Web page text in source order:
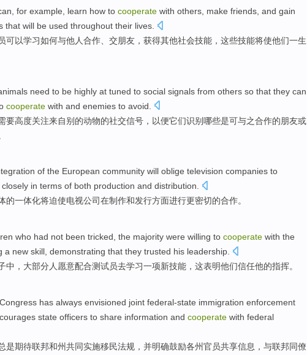
for example learn how to cooperate with others make friends , and gain
that will be used throughout their lives
可以学习如何与他人合作 交朋友 ， 获得其他社会技能 ， 这些技能将使他们一生
need to be highly at tuned to social signals from others so that they can
cooperate with and enemies to avoid
要高度关注来自别的动物的社交信号 ， 以便它们识别哪些是可与之合作的朋友或
of the European community will oblige television companies to
closely in terms of both production and distribution.
的一体化将迫使电视公司在制作和发行方面进行更密切的合作。
who had not been tricked , the majority were willing to cooperate with the
a new skill demonstrating that they trusted his leadership
中， 大部分人 愿意配合测试员去学习一项新技能 ，这表明他们信任他的指挥。
Congress has always envisioned joint federal-state immigration enforcement
state officers to share information and cooperate with federal
是期待联邦和州共同实施移民法规， 并明确鼓励各州官员共享信息 ， 与联邦同僚